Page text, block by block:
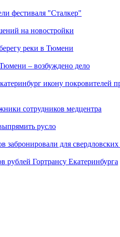
фестиваля "Сталкер"
на новостройки
реки в Тюмени
– возбуждено дело
икону покровителей
сотрудников медцентра
русло
забронировали для свердловских
рублей Гортрансу Екатеринбурга